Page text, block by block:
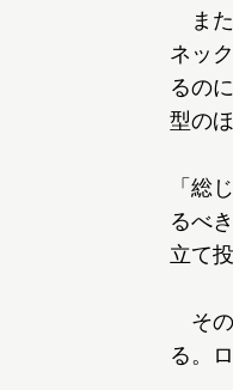
また
ネッ
るの
型の
「総
るべ
立て
その
る。